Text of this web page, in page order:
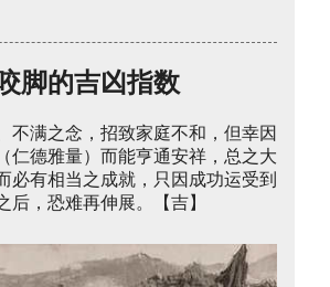
脚的吉凶指数
不满之念，招致家庭不和，但幸因
仁德雅量）而能亨通安祥，总之大
必有相当之成就，只因成功运受到
后，恐难再伸展。【吉】